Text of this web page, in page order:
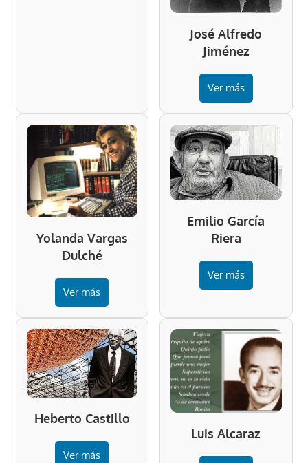
José Alfredo
Jiménez
Ver más
Yolanda Vargas
Dulché
Ver más
Emilio García
Riera
Ver más
Heberto Castillo
Ver más
Luis Alcaraz